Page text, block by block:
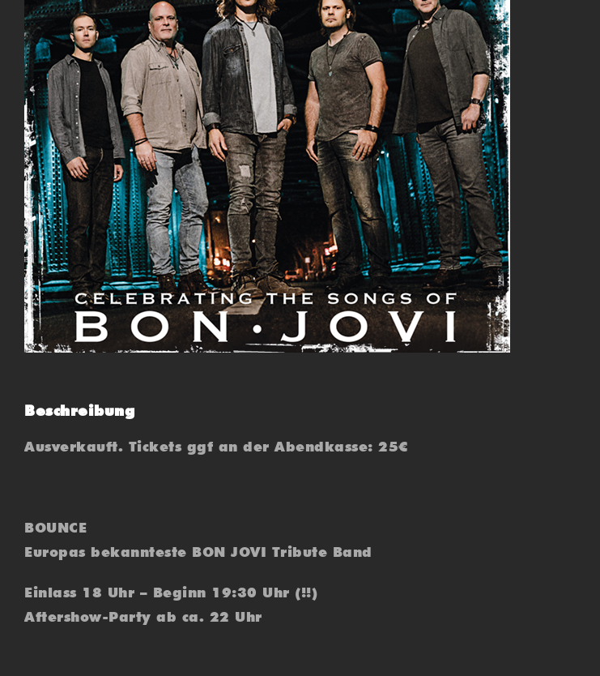
Beschreibung
Ausverkauft. Tickets ggf an der Abendkasse: 25€
BOUNCE
Europas bekannteste BON JOVI Tribute Band
Einlass 18 Uhr – Beginn 19:30 Uhr (!!)
Aftershow-Party ab ca. 22 Uhr